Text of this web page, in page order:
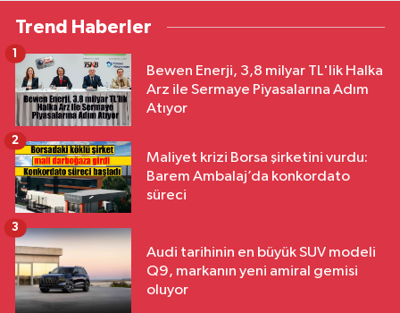
Trend Haberler
Bewen Enerji, 3,8 milyar TL'lik Halka
Arz ile Sermaye Piyasalarına Adım
Atıyor
1
Maliyet krizi Borsa şirketini vurdu:
Barem Ambalaj’da konkordato
süreci
2
Audi tarihinin en büyük SUV modeli
Q9, markanın yeni amiral gemisi
oluyor
3